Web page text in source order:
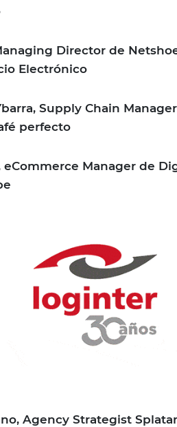
Director de
Electrónico
Supply Chain
perfecto
Manager de
Agency Strategist